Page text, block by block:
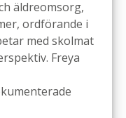
äldreomsorg,
ordförande i
med skolmat
Freya